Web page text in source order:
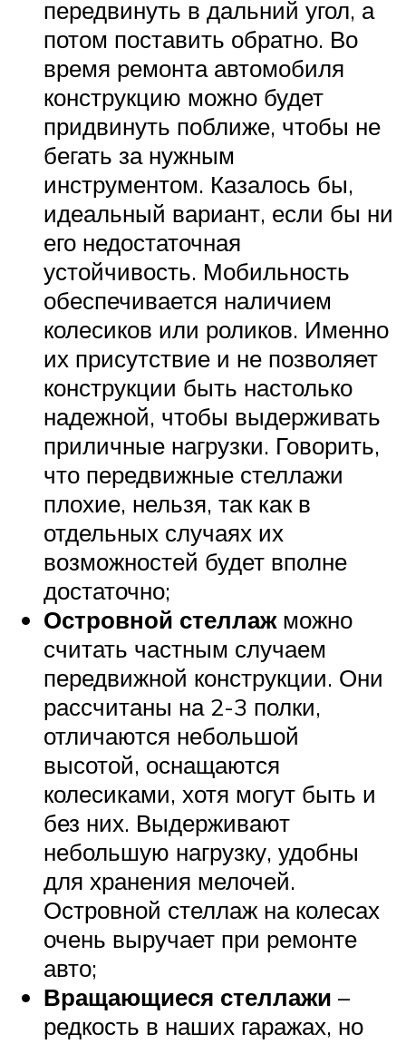
передвинуть в дальний угол, а
потом поставить обратно. Во
время ремонта автомобиля
конструкцию можно будет
придвинуть поближе, чтобы не
бегать за нужным
инструментом. Казалось бы,
идеальный вариант, если бы ни
его недостаточная
устойчивость. Мобильность
обеспечивается наличием
колесиков или роликов. Именно
их присутствие и не позволяет
конструкции быть настолько
надежной, чтобы выдерживать
приличные нагрузки. Говорить,
что передвижные стеллажи
плохие, нельзя, так как в
отдельных случаях их
возможностей будет вполне
достаточно;
Островной стеллажможно
считать частным случаем
передвижной конструкции. Они
рассчитаны на 2-3 полки,
отличаются небольшой
высотой, оснащаются
колесиками, хотя могут быть и
без них. Выдерживают
небольшую нагрузку, удобны
для хранения мелочей.
Островной стеллаж на колесах
очень выручает при ремонте
авто;
Вращающиеся стеллажи –
редкость в наших гаражах, но